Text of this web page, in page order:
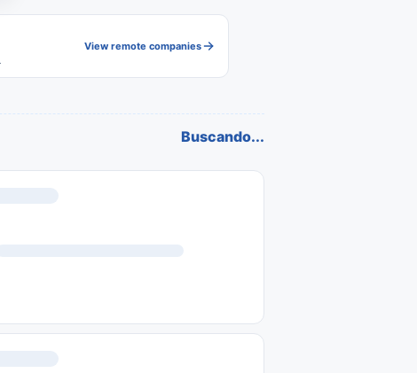
View remote companies
Buscando...